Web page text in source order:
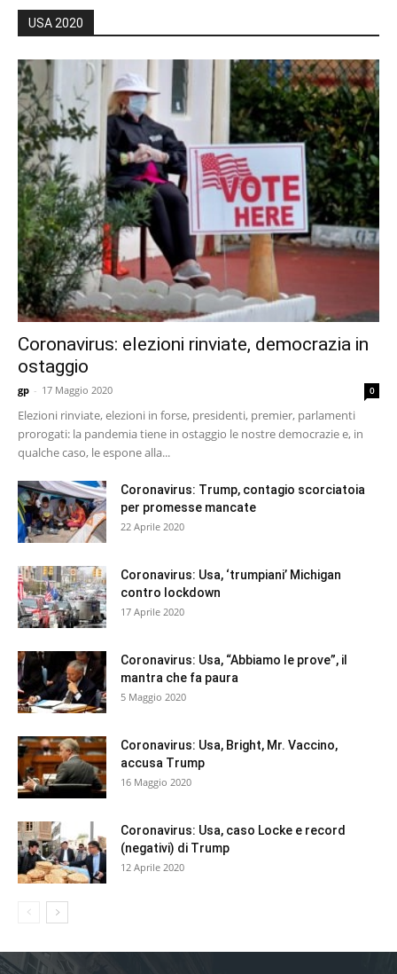
USA 2020
Coronavirus: elezioni rinviate, democrazia in
ostaggio
gp - 17 Maggio 2020 0
Elezioni rinviate, elezioni in forse, presidenti, premier, parlamenti
prorogati: la pandemia tiene in ostaggio le nostre democrazie e, in
qualche caso, le espone alla...
Coronavirus: Trump, contagio scorciatoia
per promesse mancate
22 Aprile 2020
Coronavirus: Usa, ‘trumpiani’ Michigan
contro lockdown
17 Aprile 2020
Coronavirus: Usa, “Abbiamo le prove”, il
mantra che fa paura
5 Maggio 2020
Coronavirus: Usa, Bright, Mr. Vaccino,
accusa Trump
16 Maggio 2020
Coronavirus: Usa, caso Locke e record
(negativi) di Trump
12 Aprile 2020